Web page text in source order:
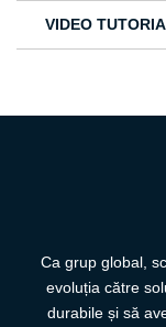
VIDEO
Ca grup global,
evoluția către
durabile și să